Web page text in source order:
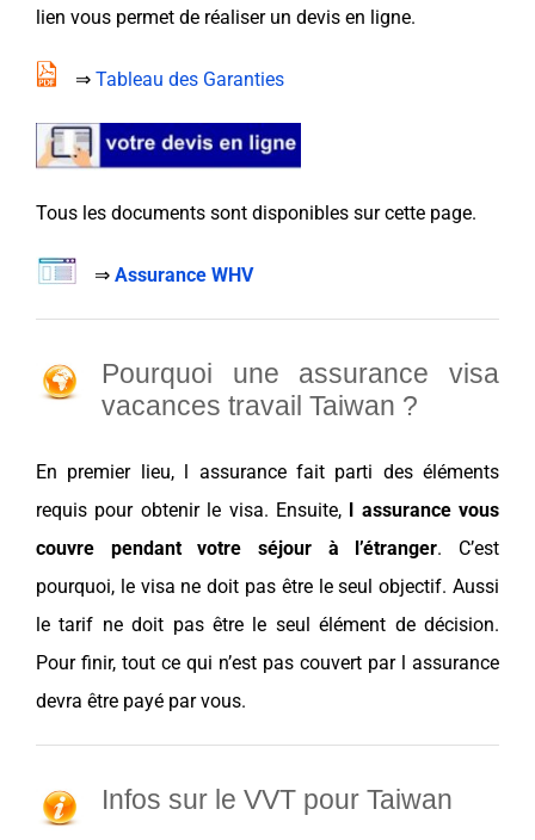
lien vous permet de réaliser un devis en ligne.
⇒ Tableau des Garanties
Tous les documents sont disponibles sur cette page.
⇒ Assurance WHV
Pourquoi une assurance visa
vacances travail Taiwan ?
En premier lieu, l assurancefait parti des éléments
requis pour obtenir le visa. Ensuite, l assurance vous
couvre pendant votre séjour à l’étranger. C’est
pourquoi, le visa ne doit pas être le seul objectif. Aussi
le tarif ne doit pas être le seul élément de décision.
Pour finir, tout ce qui n’est pas couvert par l assurance
devra être payé par vous.
Infos sur le VVT pour Taiwan